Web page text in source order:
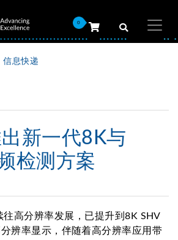
0
信息快递
新一代8K与
检测方案
往高分辨率发展，已提升到8K SHV
辨率显示，伴随着高分辨率应用带